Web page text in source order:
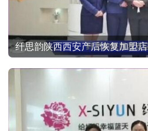
纤思韵陕西西安产后恢复加盟店